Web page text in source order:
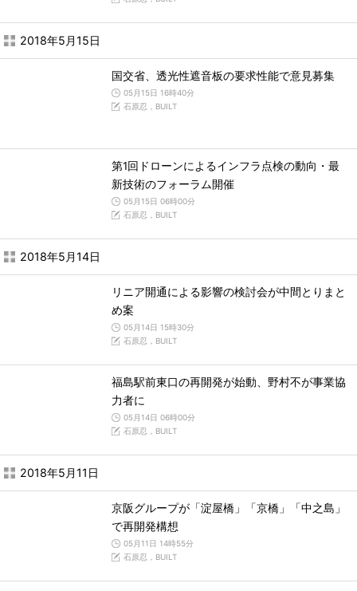
2018年5月15日
国交省、透光性遮音板の要求性能で意見募集
05月15日 16時40分
石原忍，BUILT
第1回ドローンによるインフラ点検の動向・最
新技術のフォーラム開催
05月15日 06時00分
石原忍，BUILT
2018年5月14日
リニア開通による影響の検討会が中間とりまと
め案
05月14日 15時30分
石原忍，BUILT
福島駅前東口の再開発が始動、野村不が事業協
力者に
05月14日 06時00分
石原忍，BUILT
2018年5月11日
京阪グループが「淀屋橋」「京橋」「中之島」
で再開発構想
05月11日 14時55分
石原忍，BUILT